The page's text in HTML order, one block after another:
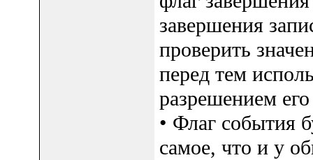
завершения
проверить
перед тем
разрешением
• Флаг события
самое, что и у